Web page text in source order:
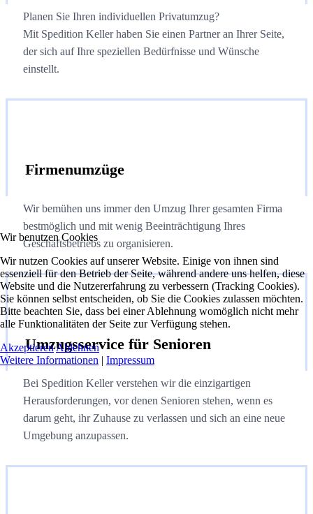
Planen Sie Ihren individuellen Privatumzug?
Mit Spedition Keller haben Sie einen Partner an Ihrer Seite,
der sich auf Ihre speziellen Bedürfnisse und Wünsche
einstellt.
Firmenumzüge
Wir bemühen uns immer den Umzug Ihrer gesamten Firma
bestmöglich und mit wenig Beeinträchtigung Ihres
Geschäftsbetriebs zu organisieren.
Umzugsservice für Senioren
Bei Spedition Keller verstehen wir die einzigartigen
Herausforderungen, vor denen Senioren stehen, wenn es
darum geht, ihr Zuhause zu verlassen und sich an eine neue
Umgebung anzupassen.
Wir benutzen Cookies
Wir nutzen Cookies auf unserer Website. Einige von ihnen sind
essenziell für den Betrieb der Seite, während andere uns helfen, diese
Website und die Nutzererfahrung zu verbessern (Tracking Cookies).
Sie können selbst entscheiden, ob Sie die Cookies zulassen möchten.
Bitte beachten Sie, dass bei einer Ablehnung womöglich nicht mehr
alle Funktionalitäten der Seite zur Verfügung stehen.
Akzeptieren Ablehnen
Weitere Informationen | Impressum